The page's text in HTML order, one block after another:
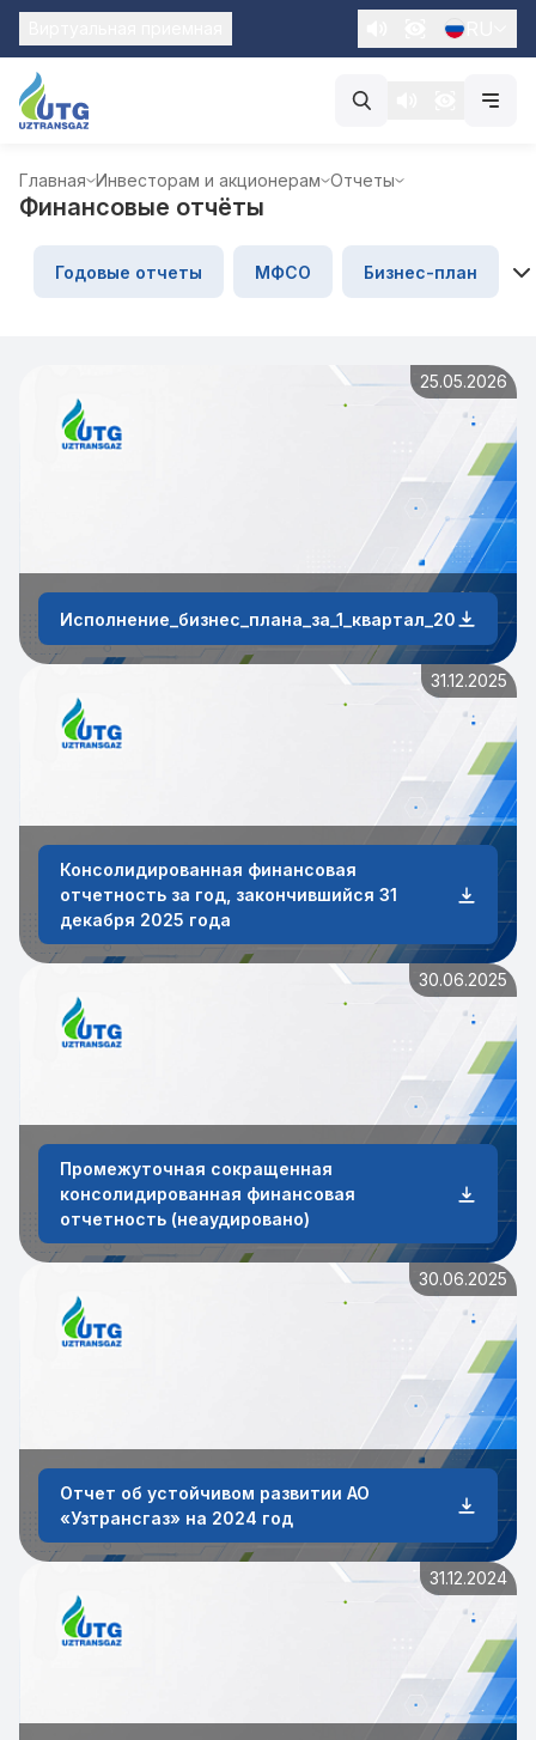
Главная Инвесторам и акционерам Отчеты
Финансовые отчёты
Годовые отчеты МФСО Бизнес-план
25.05.2026
Исполнение_бизнес_плана_за_1_квартал_2026_года
31.12.2025
Консолидированная финансовая
отчетность за год, закончившийся 31
декабря 2025 года
30.06.2025
Промежуточная сокращенная
консолидированная финансовая
отчетность (неаудировано)
30.06.2025
Отчет об устойчивом развитии АО
«Узтрансгаз» на 2024 год
31.12.2024